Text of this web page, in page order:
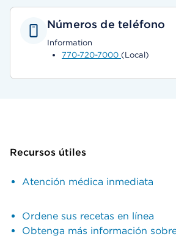
Números de teléfono
Information
770-720-7000 (Local)
Recursos útiles
Atención médica inmediata
Ordene sus recetas en línea
Obtenga más información